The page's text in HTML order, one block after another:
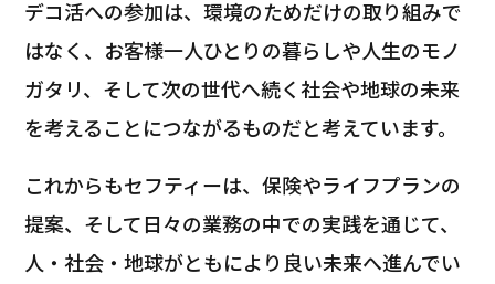
デコ活への参加は、環境のためだけの取り組みで
はなく、お客様一人ひとりの暮らしや人生のモノ
ガタリ、そして次の世代へ続く社会や地球の未来
を考えることにつながるものだと考えています。
これからもセフティーは、保険やライフプランの
提案、そして日々の業務の中での実践を通じて、
人・社会・地球がともにより良い未来へ進んでい